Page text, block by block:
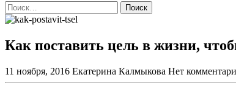
Поиск
Как поставить цель в жизни,
11 ноября, 2016 Екатерина Калмыкова Нет